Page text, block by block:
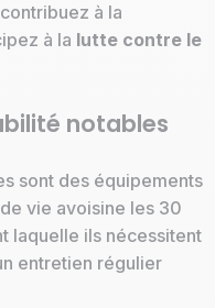
à la
à la lutte contre le
notables
sont des équipements
vie avoisine les 30
laquelle ils nécessitent
entretien régulier